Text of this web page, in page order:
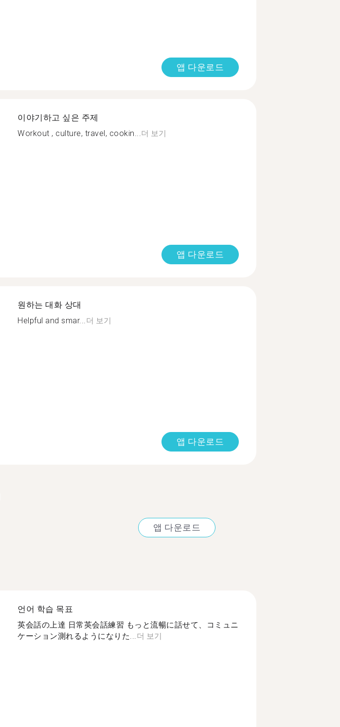
앱 다운로드
이야기하고 싶은 주제
Workout , culture, travel, cookin...더 보기
앱 다운로드
원하는 대화 상대
Helpful and smar...더 보기
앱 다운로드
앱 다운로드
언어 학습 목표
英会話の上達 日常英会話練習 もっと流暢に話せて、コミュニ
ケーション測れるようになりた... 더 보기